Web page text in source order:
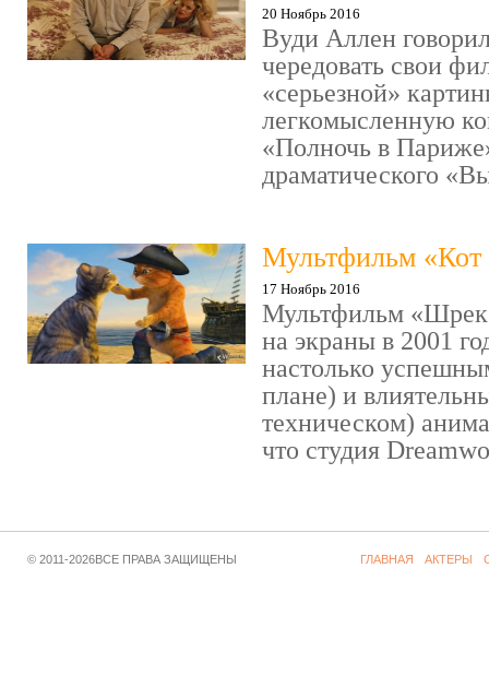
20 Ноябрь 2016
Вуди Аллен
чередовать свои
«серьезной»
легкомысленную
«Полночь в
драматического
Мультфильм «Кот
17 Ноябрь 2016
Мультфильм
на экраны в 2001
настолько
плане) и
техническом)
что студия
© 2011-2026ВСЕ ПРАВА ЗАЩИЩЕНЫ ГЛАВНАЯ АКТЕРЫ